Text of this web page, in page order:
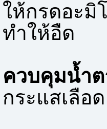
ให้กรดอะมิ
ทำให้อืด
ควบคุมน้ำ
กระแสเลือ